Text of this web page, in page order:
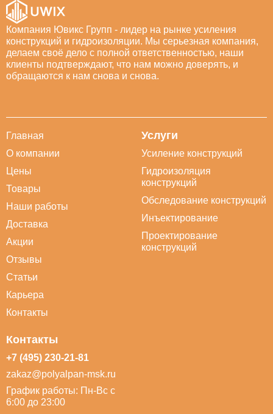
Компания Ювикс Групп - лидер на рынке усиления
конструкций и гидроизоляции. Мы серьезная компания,
делаем своё дело с полной ответственностью, наши
клиенты подтверждают, что нам можно доверять, и
обращаются к нам снова и снова.
Главная
О компании
Цены
Товары
Наши работы
Доставка
Акции
Отзывы
Статьи
Карьера
Контакты
Услуги
Усиление конструкций
Гидроизоляция
конструкций
Обследование конструкций
Инъектирование
Проектирование
конструкций
Контакты
+7 (495) 230-21-81
zakaz@polyalpan-msk.ru
График работы: Пн-Вс с
6:00 до 23:00